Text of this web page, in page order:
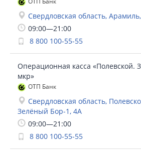
Свердловская область,
09:00—21:00
8 800 100-55-55
Операционная касса «Полевской.
мкр»
ОТП Банк
Свердловская область,
Зелёный Бор-1, 4А
09:00—21:00
8 800 100-55-55